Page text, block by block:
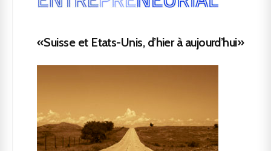
«Suisse et Etats-Unis, d’hier à aujourd’hui»